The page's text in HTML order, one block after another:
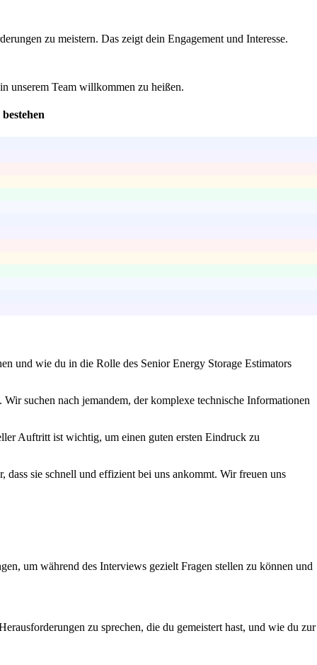
zu meistern. Das zeigt dein Engagement und Interesse.
unserem Team willkommen zu heißen.
und wie du in die Rolle des Senior Energy Storage Estimators
suchen nach jemandem, der komplexe technische Informationen
Auftritt ist wichtig, um einen guten ersten Eindruck zu
sie schnell und effizient bei uns ankommt. Wir freuen uns
um während des Interviews gezielt Fragen stellen zu können und
zu sprechen, die du gemeistert hast, und wie du zur